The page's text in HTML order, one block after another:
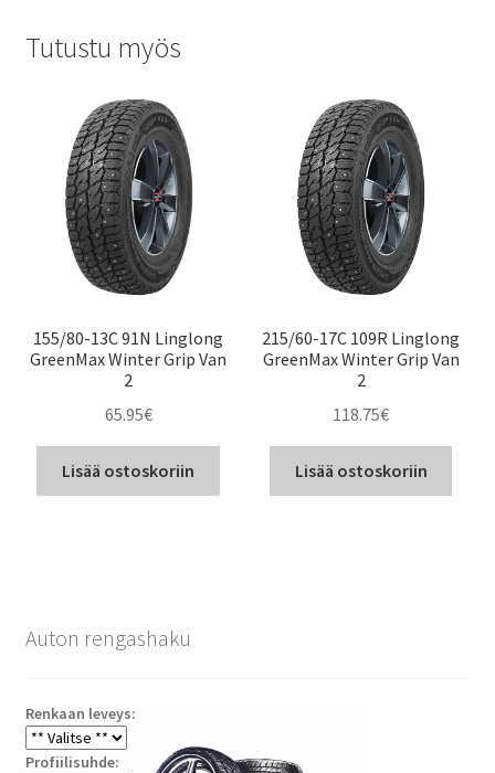
Tutustu myös
155/80-13C 91N Linglong
GreenMax Winter Grip Van
2
65.95€
Lisää ostoskoriin
215/60-17C 109R Linglong
GreenMax Winter Grip Van
2
118.75€
Lisää ostoskoriin
Auton rengashaku
Renkaan leveys:
Profiilisuhde: